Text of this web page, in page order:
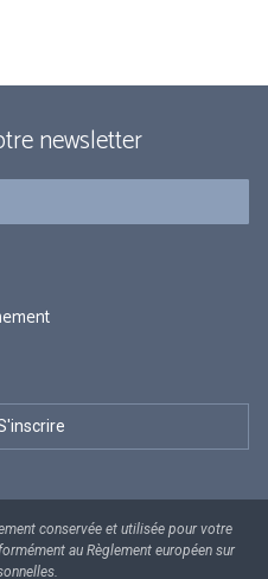
newsletter
conservée et utilisée pour votre
au Règlement européen sur